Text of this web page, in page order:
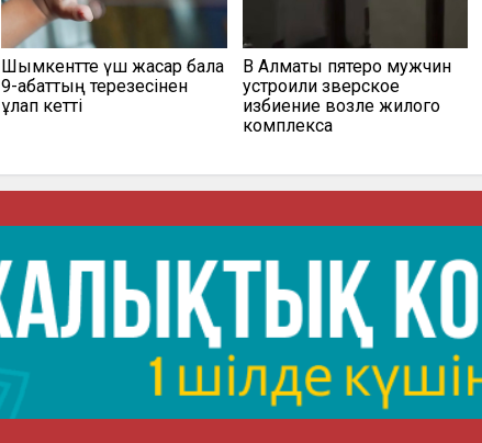
Шымкентте үш жасар бала
9-қабаттың терезесінен
құлап кетті
В Алматы пятеро мужчин
устроили зверское
избиение возле жилого
комплекса